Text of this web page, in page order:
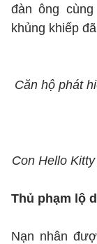
đàn ông
khủng khiếp
Căn hộ phát
Con Hello
Thủ phạm lộ
Nạn nhân